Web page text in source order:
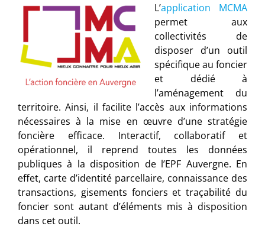
L’application MCMA
permet aux
collectivités de
disposer d’un outil
spécifique au foncier
et dédié à
l’aménagement du
territoire. Ainsi, il facilite l’accès aux informations
nécessaires à la mise en œuvre d’une stratégie
foncière efficace. Interactif, collaboratif et
opérationnel, il reprend toutes les données
publiques à la disposition de l’EPF Auvergne. En
effet, carte d’identité parcellaire, connaissance des
transactions, gisements fonciers et traçabilité du
foncier sont autant d’éléments mis à disposition
dans cet outil.